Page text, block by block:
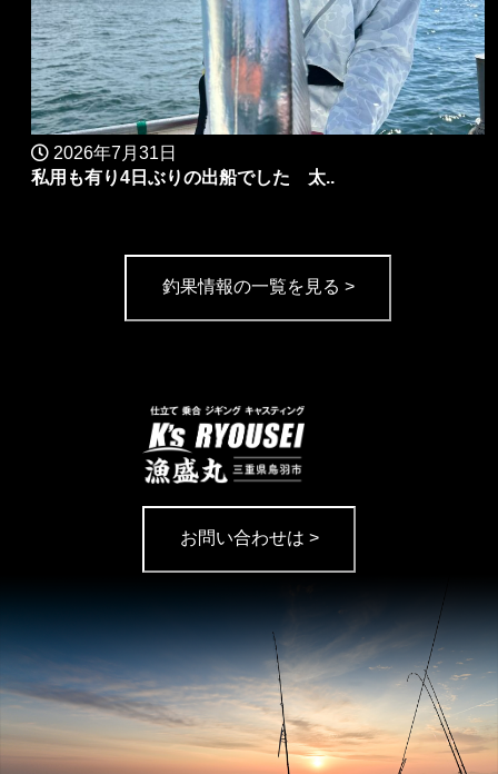
2026年7月31日
私用も有り4日ぶりの出船でした 太..
釣果情報の一覧を見る >
お問い合わせは >